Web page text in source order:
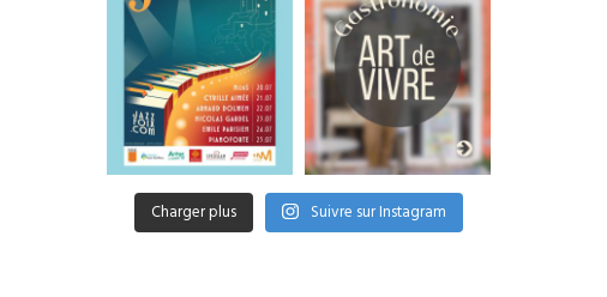
Charger plus Suivre sur Instagram